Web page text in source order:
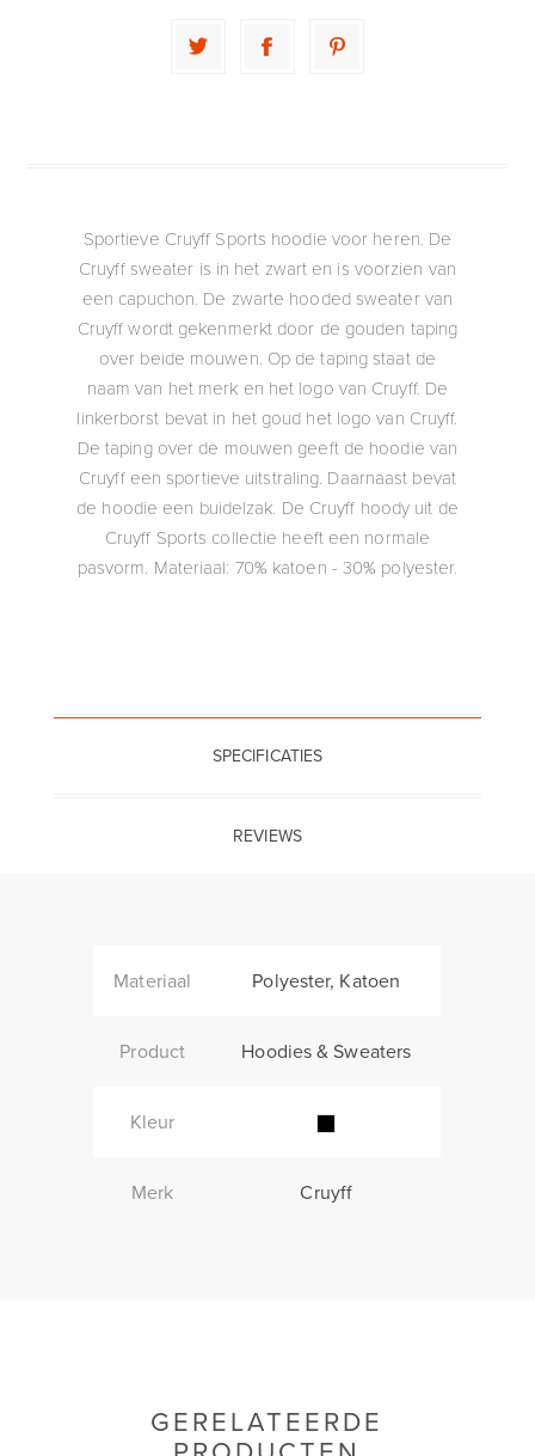
Sportieve Cruyff Sports hoodie voor heren. De
Cruyff sweater is in het zwart en is voorzien van
een capuchon. De zwarte hooded sweater van
Cruyff wordt gekenmerkt door de gouden taping
over beide mouwen. Op de taping staat de
naam van het merk en het logo van Cruyff. De
linkerborst bevat in het goud het logo van Cruyff.
De taping over de mouwen geeft de hoodie van
Cruyff een sportieve uitstraling. Daarnaast bevat
de hoodie een buidelzak. De Cruyff hoody uit de
Cruyff Sports collectie heeft een normale
pasvorm. Materiaal: 70% katoen - 30% polyester.
SPECIFICATIES
REVIEWS
Materiaal Polyester, Katoen
Product Hoodies & Sweaters
Kleur
Merk Cruyff
GERELATEERDE